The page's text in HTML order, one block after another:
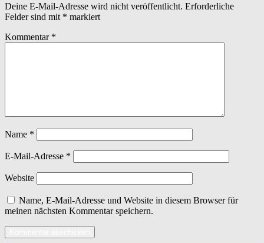
Deine E-Mail-Adresse wird nicht veröffentlicht. Erforderliche
Felder sind mit * markiert
Kommentar *
Name *
E-Mail-Adresse *
Website
Name, E-Mail-Adresse und Website in diesem Browser für
meinen nächsten Kommentar speichern.